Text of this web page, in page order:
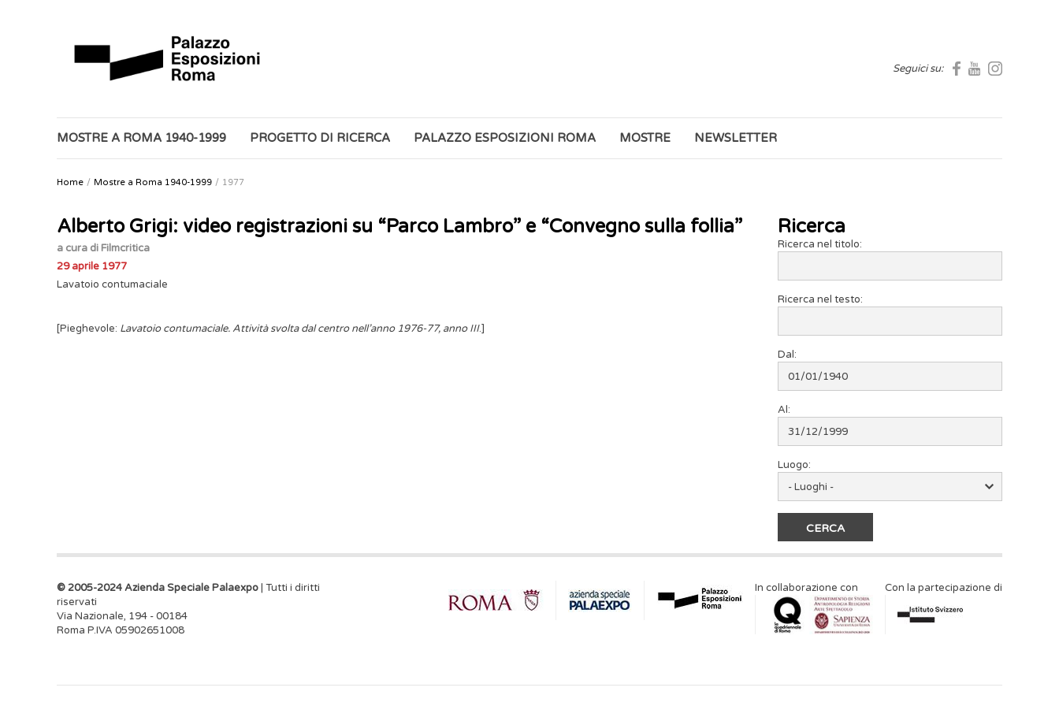
Seguici su:
MOSTRE A ROMA 1940-1999 PROGETTO DI RICERCA PALAZZO ESPOSIZIONI ROMA MOSTRE NEWSLETTER
Home Mostre a Roma 1940-1999 1977
Alberto Grigi: video registrazioni su “Parco Lambro” e “Convegno sulla follia”
a cura di Filmcritica
29 aprile 1977
Lavatoio contumaciale
[Pieghevole: Lavatoio contumaciale. Attività svolta dal centro nell’anno 1976-77, anno III.]
Ricerca
Ricerca nel titolo:
Ricerca nel testo:
Dal:
Al:
Luogo:
© 2005-2024 Azienda Speciale Palaexpo | Tutti i diritti
riservati
Via Nazionale, 194 - 00184
Roma P.IVA 05902651008
In collaborazione con Con la partecipazione di